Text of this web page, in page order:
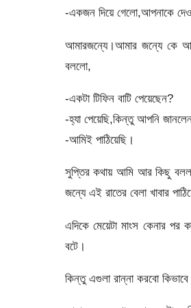
-একজন দিয়ে গেলো,আপনাকে
আমারজন্যে।আমার জন্যে কে
বললো,
-একটা টিফিন বাটি পেয়েছেন?
-হ্যা পেয়েছি,কিন্তু আপনি
-আমিই পাঠিয়েছি।
সুপ্তির কথায় আমি আর কিছু
জন্যে এই রাতের বেলা খাবার
এদিকে মেয়েটা মাংস কেনার
বটে।
কিন্তু এগুলা রান্না করবো কিভাবে